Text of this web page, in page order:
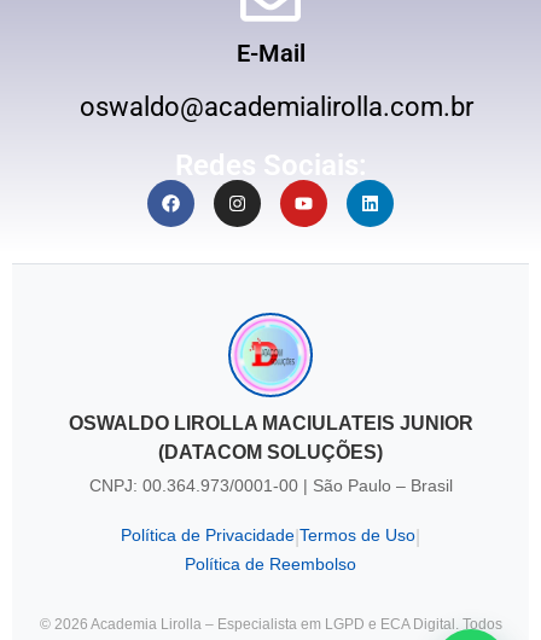
E-Mail
oswaldo@academialirolla.com.br
Redes Sociais:
OSWALDO LIROLLA MACIULATEIS JUNIOR
(DATACOM SOLUÇÕES)
CNPJ: 00.364.973/0001-00 | São Paulo – Brasil
Política de Privacidade Termos de Uso
Política de Reembolso
© 2026 Academia Lirolla – Especialista em LGPD e ECA Digital. Todos